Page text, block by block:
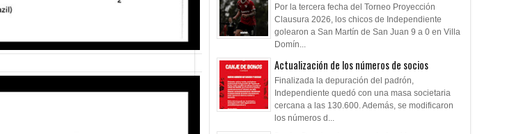
Por la tercera fecha del Torneo Proyección
Clausura 2026, los chicos de Independiente
golearon a San Martín de San Juan 9 a 0 en Villa
Domín...
Actualización de los números de socios
Finalizada la depuración del padrón,
Independiente quedó con una masa societaria
cercana a las 130.600. Además, se modificaron
los números d...